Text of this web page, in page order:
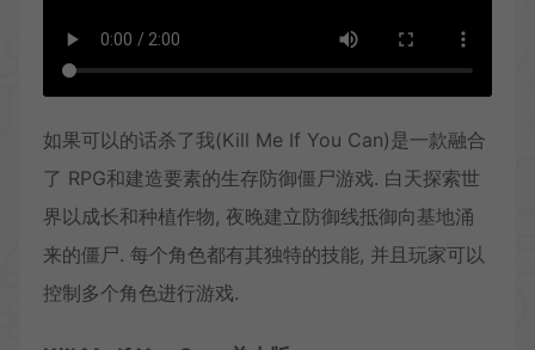
如果可以的话杀了我(Kill Me If You Can)是一款融合
了 RPG和建造要素的生存防御僵尸游戏. 白天探索世
界以成长和种植作物, 夜晚建立防御线抵御向基地涌
来的僵尸. 每个角色都有其独特的技能, 并且玩家可以
控制多个角色进行游戏.